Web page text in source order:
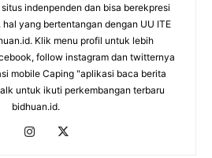
indenpenden dan bisa berekpresi
yang bertentangan dengan UU ITE
Klik menu profil untuk lebih
follow instagram dan twitternya
mobile Caping "aplikasi baca berita
untuk ikuti perkembangan terbaru
bidhuan.id.